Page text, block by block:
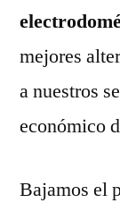
mejores
a nuestros
económico
Bajamos el